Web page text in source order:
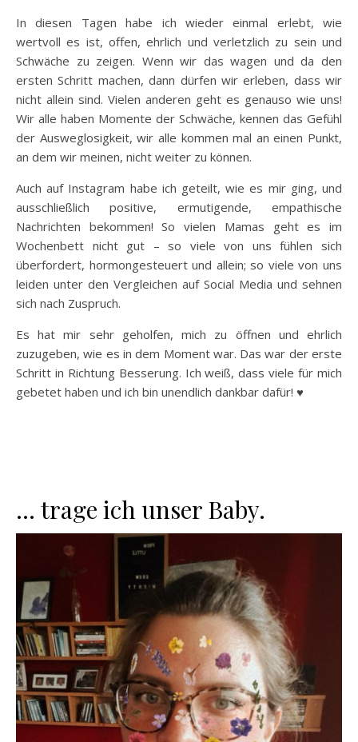
In diesen Tagen habe ich wieder einmal erlebt, wie
wertvoll es ist, offen, ehrlich und verletzlich zu sein und
Schwäche zu zeigen. Wenn wir das wagen und da den
ersten Schritt machen, dann dürfen wir erleben, dass wir
nicht allein sind. Vielen anderen geht es genauso wie uns!
Wir alle haben Momente der Schwäche, kennen das Gefühl
der Ausweglosigkeit, wir alle kommen mal an einen Punkt,
an dem wir meinen, nicht weiter zu können.
Auch auf Instagram habe ich geteilt, wie es mir ging, und
ausschließlich positive, ermutigende, empathische
Nachrichten bekommen! So vielen Mamas geht es im
Wochenbett nicht gut – so viele von uns fühlen sich
überfordert, hormongesteuert und allein; so viele von uns
leiden unter den Vergleichen auf Social Media und sehnen
sich nach Zuspruch.
Es hat mir sehr geholfen, mich zu öffnen und ehrlich
zuzugeben, wie es in dem Moment war. Das war der erste
Schritt in Richtung Besserung. Ich weiß, dass viele für mich
gebetet haben und ich bin unendlich dankbar dafür! ♥
… trage ich unser Baby.